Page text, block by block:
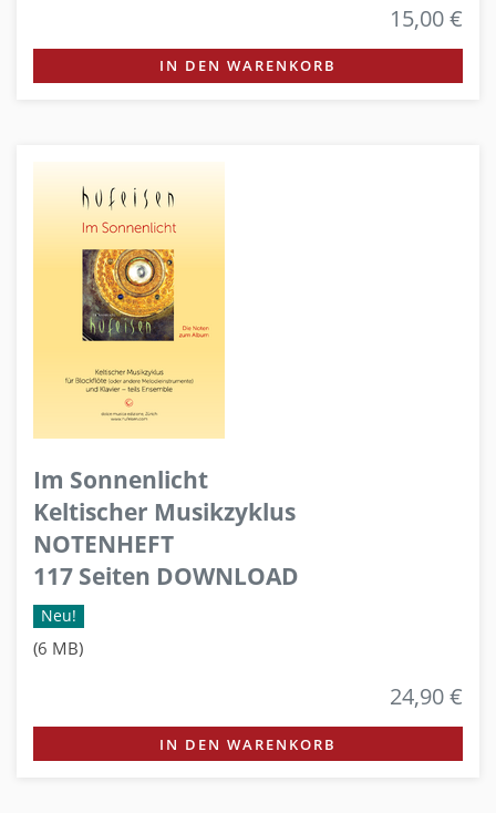
15,00 €
IN DEN WARENKORB
Im Sonnenlicht
Keltischer Musikzyklus
NOTENHEFT
117 Seiten DOWNLOAD
Neu!
(6 MB)
24,90 €
IN DEN WARENKORB